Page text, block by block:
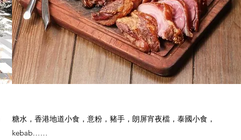
糖水，香港地道小食，意粉，豬手，朗屏宵夜檔，泰國小食，
kebab……